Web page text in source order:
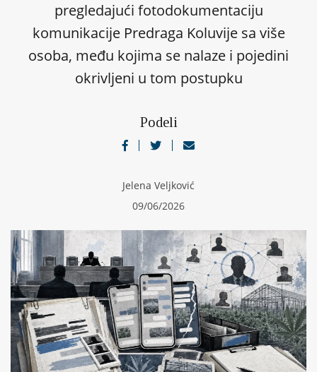
pregledajući fotodokumentaciju
komunikacije Predraga Koluvije sa više
osoba, među kojima se nalaze i pojedini
okrivljeni u tom postupku
Podeli
Jelena Veljković
09/06/2026